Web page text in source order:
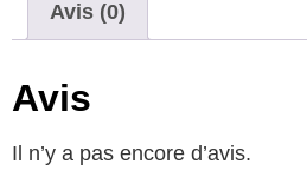
Avis (0)
Avis
Il n’y a pas encore d’avis.